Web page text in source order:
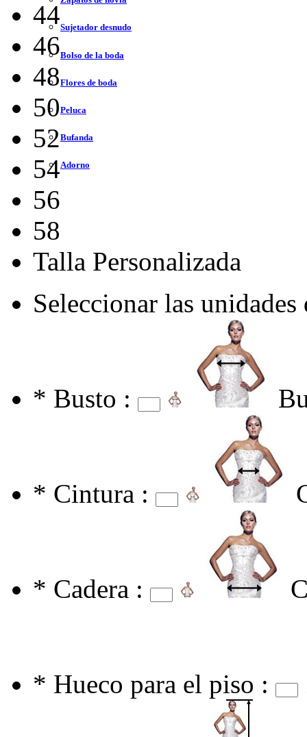
Sujetador desnudo
Bolso de la boda
Flores de boda
Peluca
Bufanda
Adorno
44
46
48
50
52
54
56
58
Talla Personalizada
Seleccionar las
* Busto :
* Cintura :
* Cadera :
* Hueco para el piso :